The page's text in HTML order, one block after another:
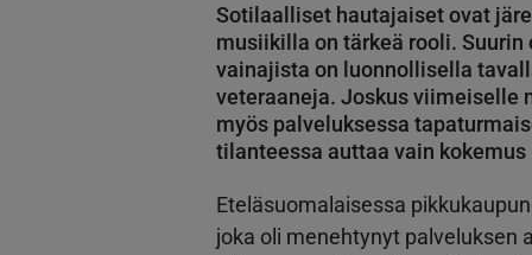
Sotilaalliset hautajaiset ovat
musiikilla on tärkeä rooli.
vainajista on luonnollisella
veteraaneja. Joskus viimeiselle
myös palveluksessa
tilanteessa auttaa vain kokemus
Eteläsuomalaisessa
joka oli menehtynyt palveluksen